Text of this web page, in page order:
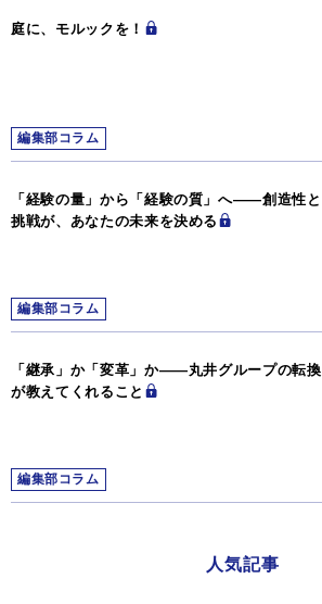
庭に、モルックを！
編集部コラム
「経験の量」から「経験の質」へ――創造性と
挑戦が、あなたの未来を決める
編集部コラム
「継承」か「変革」か―—丸井グループの転換
が教えてくれること
編集部コラム
人気記事